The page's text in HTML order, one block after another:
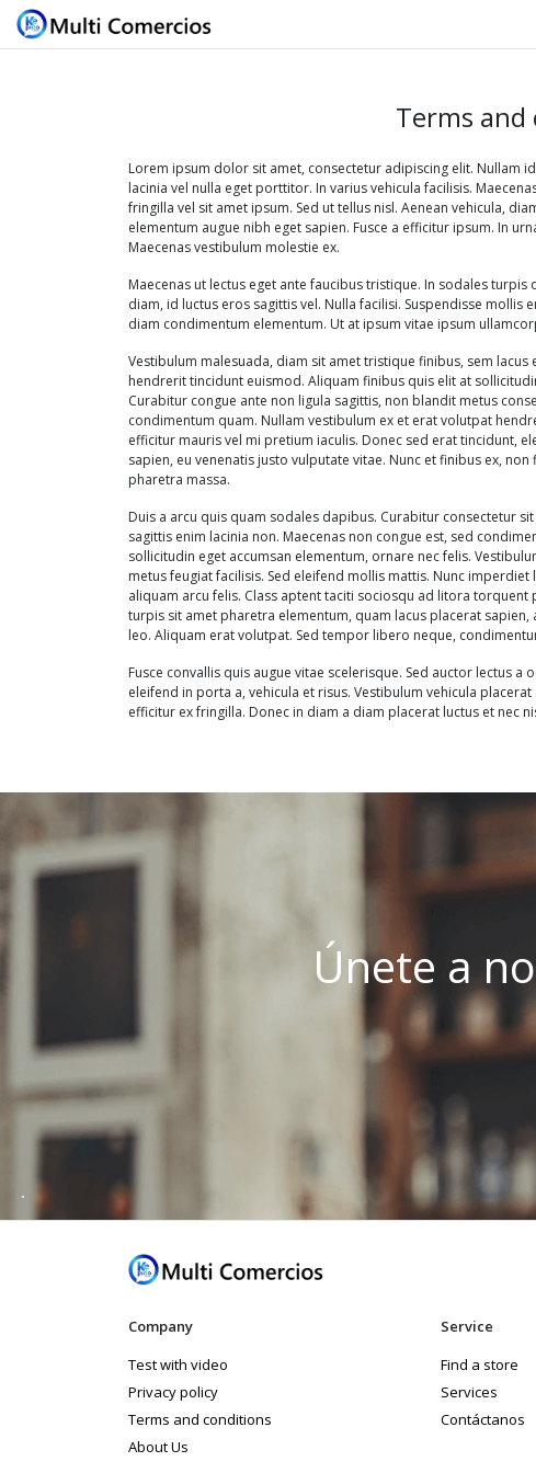
Terms
Lorem ipsum dolor sit amet, consectetur adipiscing elit. Nullam
lacinia vel nulla eget porttitor. In varius vehicula facilisis.
fringilla vel sit amet ipsum. Sed ut tellus nisl. Aenean vehicula,
elementum augue nibh eget sapien. Fusce a efficitur ipsum. In
Maecenas vestibulum molestie ex.
Maecenas ut lectus eget ante faucibus tristique. In sodales
diam, id luctus eros sagittis vel. Nulla facilisi. Suspendisse
diam condimentum elementum. Ut at ipsum vitae ipsum
Vestibulum malesuada, diam sit amet tristique finibus, sem
hendrerit tincidunt euismod. Aliquam finibus quis elit at
Curabitur congue ante non ligula sagittis, non blandit metus
condimentum quam. Nullam vestibulum ex et erat volutpat
efficitur mauris vel mi pretium iaculis. Donec sed erat tincidunt,
sapien, eu venenatis justo vulputate vitae. Nunc et finibus ex,
pharetra massa.
Duis a arcu quis quam sodales dapibus. Curabitur consectetur
sagittis enim lacinia non. Maecenas non congue est, sed
sollicitudin eget accumsan elementum, ornare nec felis.
metus feugiat facilisis. Sed eleifend mollis mattis. Nunc
aliquam arcu felis. Class aptent taciti sociosqu ad litora
turpis sit amet pharetra elementum, quam lacus placerat
leo. Aliquam erat volutpat. Sed tempor libero neque,
Fusce convallis quis augue vitae scelerisque. Sed auctor lectus
eleifend in porta a, vehicula et risus. Vestibulum vehicula
efficitur ex fringilla. Donec in diam a diam placerat luctus et nec
Únete a
Company
Test with video
Privacy policy
Terms and conditions
About Us
Service
Find a store
Services
Contáctanos